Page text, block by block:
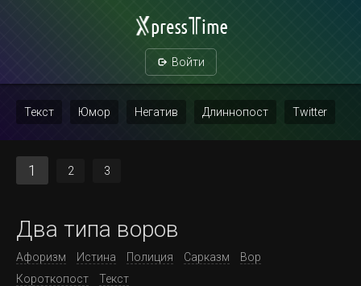
Войти
Текст Юмор Негатив Длиннопост Twitter
1 2 3
Два типа воров
Афоризм Истина Полиция Сарказм
Вор
Короткопост
Текст